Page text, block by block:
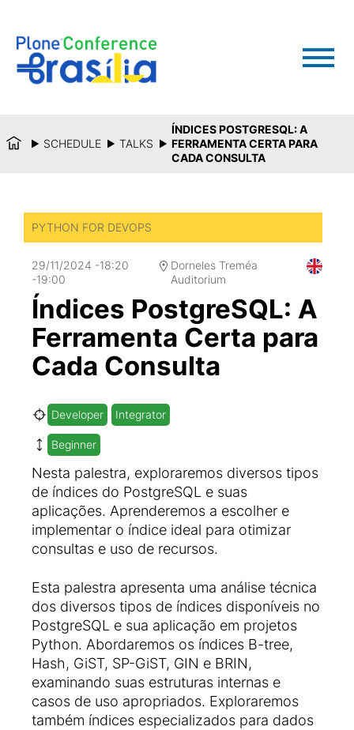
SCHEDULE TALKS
ÍNDICES POSTGRESQL: A
FERRAMENTA CERTA PARA
CADA CONSULTA
PYTHON FOR DEVOPS
29/11/2024 -18:20
-19:00
Dorneles Treméa
Auditorium
Índices PostgreSQL: A
Ferramenta Certa para
Cada Consulta
Developer Integrator
Beginner
Nesta palestra, exploraremos diversos tipos
de índices do PostgreSQL e suas
aplicações. Aprenderemos a escolher e
implementar o índice ideal para otimizar
consultas e uso de recursos.
Esta palestra apresenta uma análise técnica
dos diversos tipos de índices disponíveis no
PostgreSQL e sua aplicação em projetos
Python. Abordaremos os índices B-tree,
Hash, GiST, SP-GiST, GIN e BRIN,
examinando suas estruturas internas e
casos de uso apropriados. Exploraremos
também índices especializados para dados